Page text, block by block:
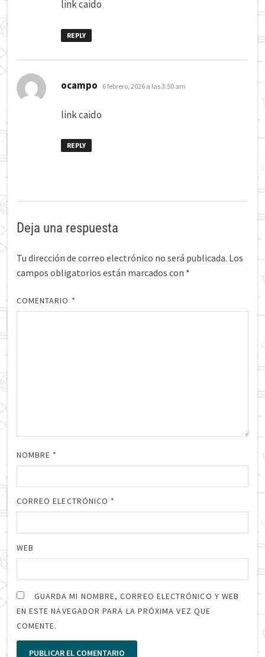
link caido
REPLY
ocampo dice:
6 febrero, 2026 a las 3:50 am
link caido
REPLY
Deja una respuesta
Tu dirección de correo electrónico no será publicada. Los
campos obligatorios están marcados con *
COMENTARIO *
NOMBRE *
CORREO ELECTRÓNICO *
WEB
GUARDA MI NOMBRE, CORREO ELECTRÓNICO Y WEB
EN ESTE NAVEGADOR PARA LA PRÓXIMA VEZ QUE
COMENTE.